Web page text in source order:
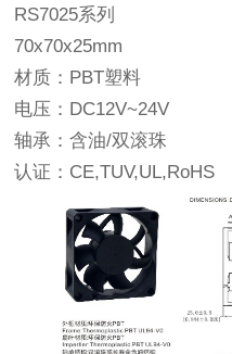
RS7025系列
70x70x25mm
材质：PBT塑料
电压：DC12V~24V
轴承：含油/双滚珠
认证：CE,TUV,UL,RoHS